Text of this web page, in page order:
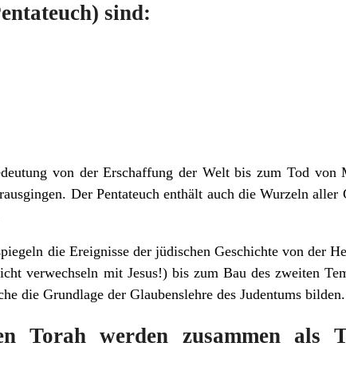
sind:
von der Erschaffung der Welt bis zum Tod von
Der Pentateuch enthält auch die Wurzeln aller
die Ereignisse der jüdischen Geschichte von der
verwechseln mit Jesus!) bis zum Bau des zweiten
die Grundlage der Glaubenslehre des Judentums bilden.
Torah werden zusammen als